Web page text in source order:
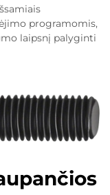
programomis,
laipsnį palyginti